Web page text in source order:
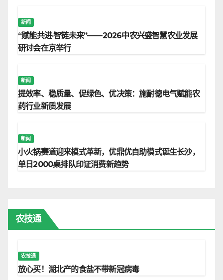
新闻
“赋能共进·智链未来”——2026中农兴盛智慧农业发展
研讨会在京举行
新闻
提效率、稳质量、促绿色、优决策：施耐德电气赋能农
药行业新质发展
新闻
小火锅赛道迎来模式革新，优鼎优自助模式诞生长沙，
单日2000桌排队印证消费新趋势
农技通
农技通
放心买！湖北产的食盐不带新冠病毒